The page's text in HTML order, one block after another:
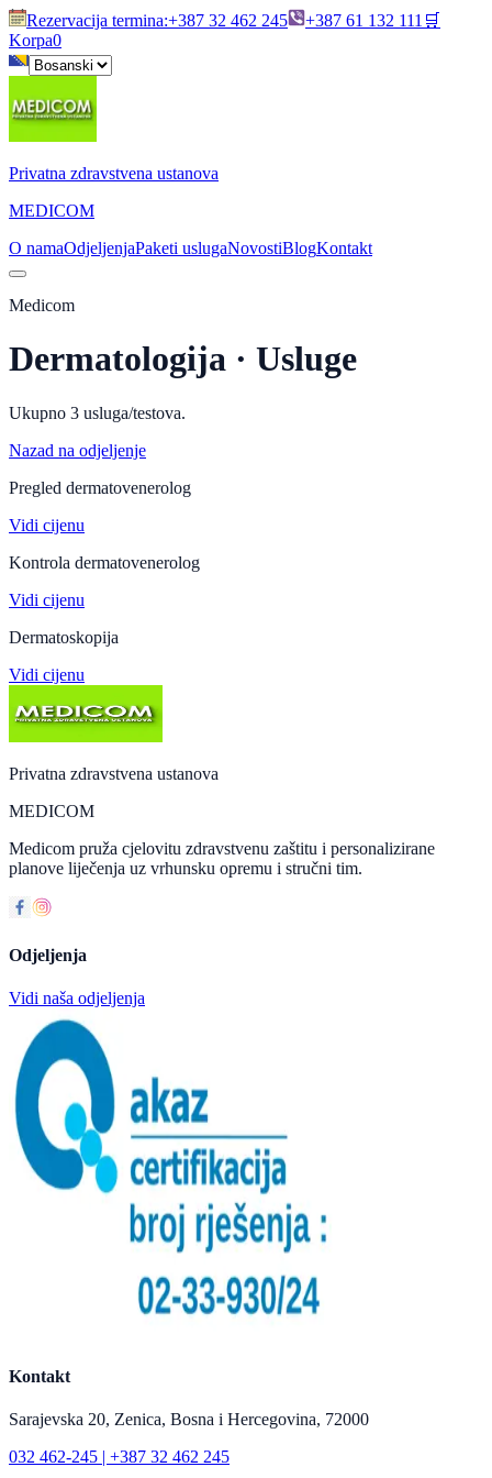
Rezervacija termina:+387 32 462 245 +387 61 132 111 🛒
Korpa0
Privatna zdravstvena ustanova
MEDICOM
O namaOdjeljenjaPaketi uslugaNovostiBlogKontakt
Medicom
Dermatologija · Usluge
Ukupno 3 usluga/testova.
Nazad na odjeljenje
Pregled dermatovenerolog
Vidi cijenu
Kontrola dermatovenerolog
Vidi cijenu
Dermatoskopija
Vidi cijenu
Privatna zdravstvena ustanova
MEDICOM
Medicom pruža cjelovitu zdravstvenu zaštitu i personalizirane
planove liječenja uz vrhunsku opremu i stručni tim.
Odjeljenja
Vidi naša odjeljenja
Kontakt
Sarajevska 20, Zenica, Bosna i Hercegovina, 72000
032 462-245 | +387 32 462 245